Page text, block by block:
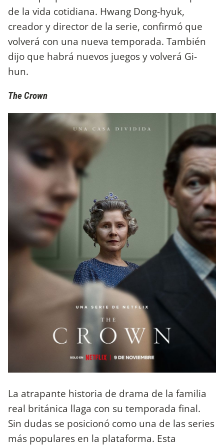
de la vida cotidiana. Hwang Dong-hyuk,
creador y director de la serie, confirmó que
volverá con una nueva temporada. También
dijo que habrá nuevos juegos y volverá Gi-
hun.
The Crown
La atrapante historia de drama de la familia
real británica llaga con su temporada final.
Sin dudas se posicionó como una de las series
más populares en la plataforma. Esta